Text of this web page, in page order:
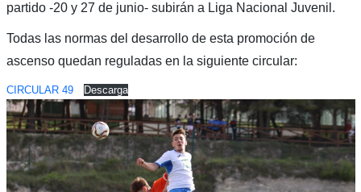
partido -20 y 27 de junio- subirán a Liga Nacional Juvenil.
Todas las normas del desarrollo de esta promoción de
ascenso quedan reguladas en la siguiente circular:
CIRCULAR 49 Descarga